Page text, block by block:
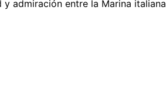
admiración entre la Marina italiana